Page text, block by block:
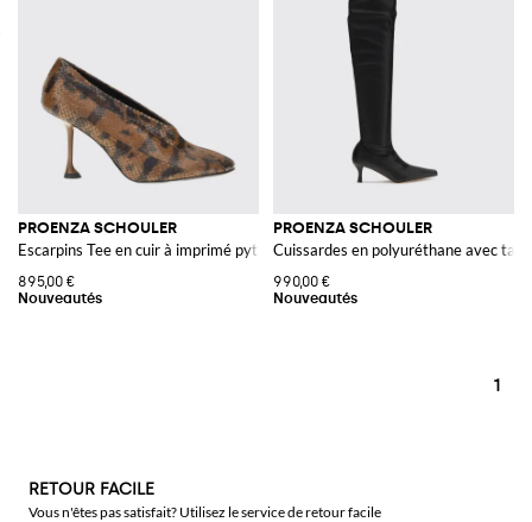
PROENZA SCHOULER
Escarpins Tee en cuir à imprimé python avec talon haut
895,00 €
PROENZA SCHOULER
Cuissardes en polyuréthane avec
990,00 €
1
RETOUR FACILE
Vous n'êtes pas satisfait? Utilisez le service de retour facile